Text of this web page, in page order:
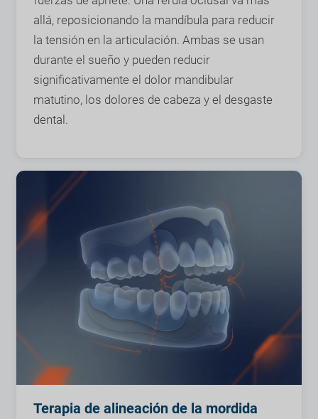
allá, reposicionando la mandíbula para reducir
la tensión en la articulación. Ambas se usan
durante el sueño y pueden reducir
significativamente el dolor mandibular
matutino, los dolores de cabeza y el desgaste
dental.
Terapia de alineación de la mordida